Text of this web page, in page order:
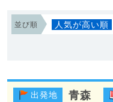
並び順 人気が高い順
出発地 青森